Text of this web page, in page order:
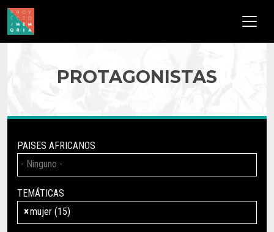
Pasar al contenido principal
PROTAGONISTAS
PAISES AFRICANOS
TEMÁTICAS
×mujer (15)